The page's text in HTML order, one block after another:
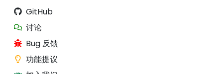
GitHub
讨论
Bug 反馈
功能提议